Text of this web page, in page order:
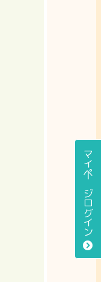
マイページログイン